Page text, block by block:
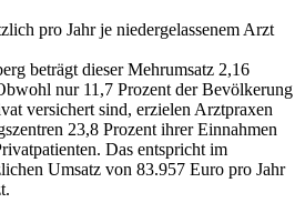
pro Jahr je niedergelassenem Arzt
beträgt dieser Mehrumsatz 2,16
nur 11,7 Prozent der Bevölkerung
versichert sind, erzielen Arztpraxen
23,8 Prozent ihrer Einnahmen
Das entspricht im
Umsatz von 83.957 Euro pro Jahr